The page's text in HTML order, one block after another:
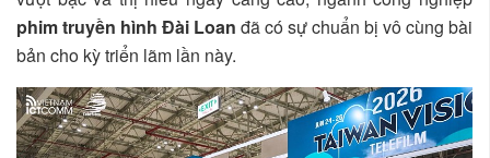
phim truyền hình Đài Loan đã có sự chuẩn bị vô cùng bài
bản cho kỳ triển lãm lần này.